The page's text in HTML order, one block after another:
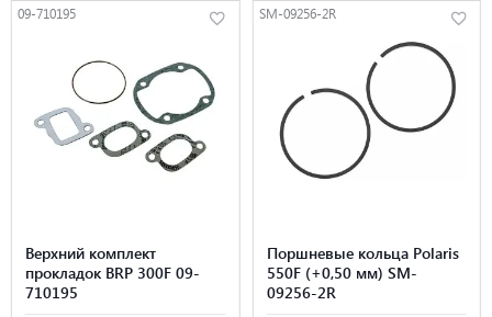
09-710195
Верхний комплект
прокладок BRP 300F 09-
710195
SM-09256-2R
Поршневые кольца Polaris
550F (+0,50 мм) SM-
09256-2R